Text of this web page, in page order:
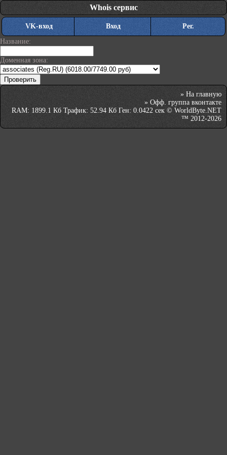
Whois сервис
VK-вход Вход
Рег.
Название:
Доменная зона:
» На главную
» Офф. группа вконтакте
RAM: 1899.1 Кб Трафик: 52.94 Кб Ген: 0.0422 сек © WorldByte.NET
™ 2012-2026